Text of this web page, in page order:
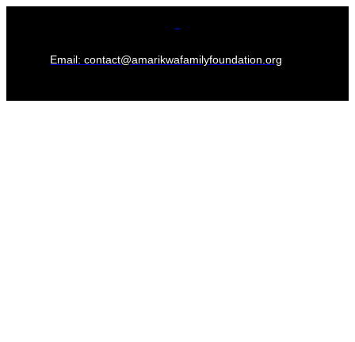
Email: contact@amarikwafamilyfoundation.org